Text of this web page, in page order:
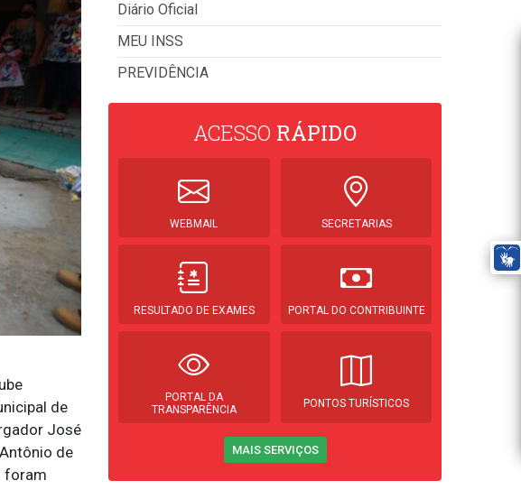
de
José
de
foram
Diário Oficial
MEU INSS
PREVIDÊNCIA
ACESSO RÁPIDO
WEBMAIL SECRETARIAS
RESULTADO DE EXAMES PORTAL DO CONTRIBUINTE
PORTAL DA
TRANSPARÊNCIA
PONTOS TURÍSTICOS
MAIS SERVIÇOS